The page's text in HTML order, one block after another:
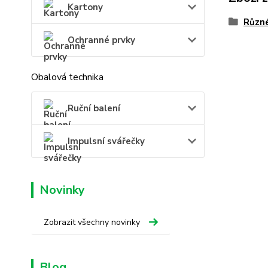
Kartony
Ochranné prvky
Obalová technika
Ruční balení
Impulsní svářečky
Novinky
Zobrazit všechny novinky